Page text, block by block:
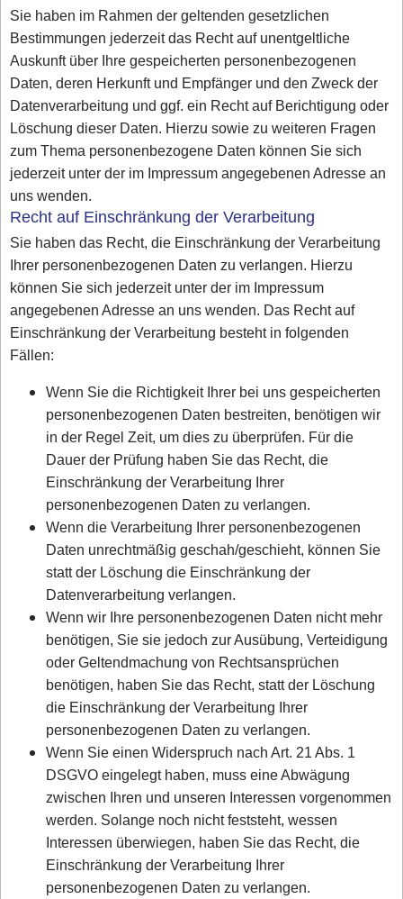
Sie haben im Rahmen der geltenden gesetzlichen
Bestimmungen jederzeit das Recht auf unentgeltliche
Auskunft über Ihre gespeicherten personenbezogenen
Daten, deren Herkunft und Empfänger und den Zweck der
Datenverarbeitung und ggf. ein Recht auf Berichtigung oder
Löschung dieser Daten. Hierzu sowie zu weiteren Fragen
zum Thema personenbezogene Daten können Sie sich
jederzeit unter der im Impressum angegebenen Adresse an
uns wenden.
Recht auf Einschränkung der Verarbeitung
Sie haben das Recht, die Einschränkung der Verarbeitung
Ihrer personenbezogenen Daten zu verlangen. Hierzu
können Sie sich jederzeit unter der im Impressum
angegebenen Adresse an uns wenden. Das Recht auf
Einschränkung der Verarbeitung besteht in folgenden
Fällen:
Wenn Sie die Richtigkeit Ihrer bei uns gespeicherten
personenbezogenen Daten bestreiten, benötigen wir
in der Regel Zeit, um dies zu überprüfen. Für die
Dauer der Prüfung haben Sie das Recht, die
Einschränkung der Verarbeitung Ihrer
personenbezogenen Daten zu verlangen.
Wenn die Verarbeitung Ihrer personenbezogenen
Daten unrechtmäßig geschah/geschieht, können Sie
statt der Löschung die Einschränkung der
Datenverarbeitung verlangen.
Wenn wir Ihre personenbezogenen Daten nicht mehr
benötigen, Sie sie jedoch zur Ausübung, Verteidigung
oder Geltendmachung von Rechtsansprüchen
benötigen, haben Sie das Recht, statt der Löschung
die Einschränkung der Verarbeitung Ihrer
personenbezogenen Daten zu verlangen.
Wenn Sie einen Widerspruch nach Art. 21 Abs. 1
DSGVO eingelegt haben, muss eine Abwägung
zwischen Ihren und unseren Interessen vorgenommen
werden. Solange noch nicht feststeht, wessen
Interessen überwiegen, haben Sie das Recht, die
Einschränkung der Verarbeitung Ihrer
personenbezogenen Daten zu verlangen.